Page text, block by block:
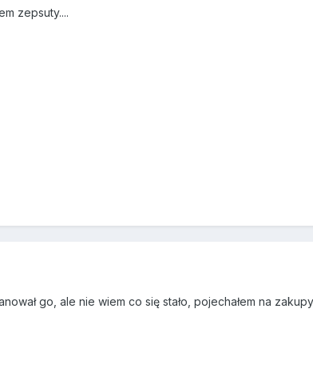
zepsuty....
go, ale nie wiem co się stało, pojechałem na